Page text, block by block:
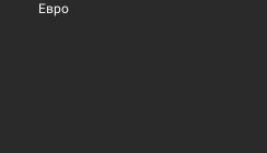
Евро